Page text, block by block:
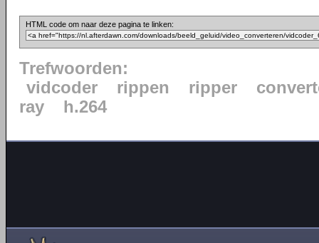
HTML code om naar deze pagina te linken:
Trefwoorden:
vidcoder
rippen ripper
ray
h.264